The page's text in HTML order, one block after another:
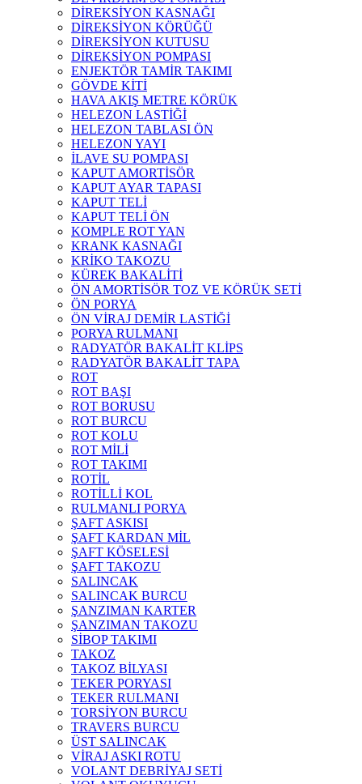
DİREKSİYON KASNAĞI
DİREKSİYON KÖRÜĞÜ
DİREKSİYON KUTUSU
DİREKSİYON POMPASI
ENJEKTÖR TAMİR TAKIMI
GÖVDE KİTİ
HAVA AKIŞ METRE KÖRÜK
HELEZON LASTİĞİ
HELEZON TABLASI ÖN
HELEZON YAYI
İLAVE SU POMPASI
KAPUT AMORTİSÖR
KAPUT AYAR TAPASI
KAPUT TELİ
KAPUT TELİ ÖN
KOMPLE ROT YAN
KRANK KASNAĞI
KRİKO TAKOZU
KÜREK BAKALİTİ
ÖN AMORTİSÖR TOZ VE KÖRÜK SETİ
ÖN PORYA
ÖN VİRAJ DEMİR LASTİĞİ
PORYA RULMANI
RADYATÖR BAKALİT KLİPS
RADYATÖR BAKALİT TAPA
ROT
ROT BAŞI
ROT BORUSU
ROT BURCU
ROT KOLU
ROT MİLİ
ROT TAKIMI
ROTİL
ROTİLLİ KOL
RULMANLI PORYA
ŞAFT ASKISI
ŞAFT KARDAN MİL
ŞAFT KÖSELESİ
ŞAFT TAKOZU
SALINCAK
SALINCAK BURCU
ŞANZIMAN KARTER
ŞANZIMAN TAKOZU
SİBOP TAKIMI
TAKOZ
TAKOZ BİLYASI
TEKER PORYASI
TEKER RULMANI
TORSİYON BURCU
TRAVERS BURCU
ÜST SALINCAK
VİRAJ ASKI ROTU
VOLANT DEBRİYAJ SETİ